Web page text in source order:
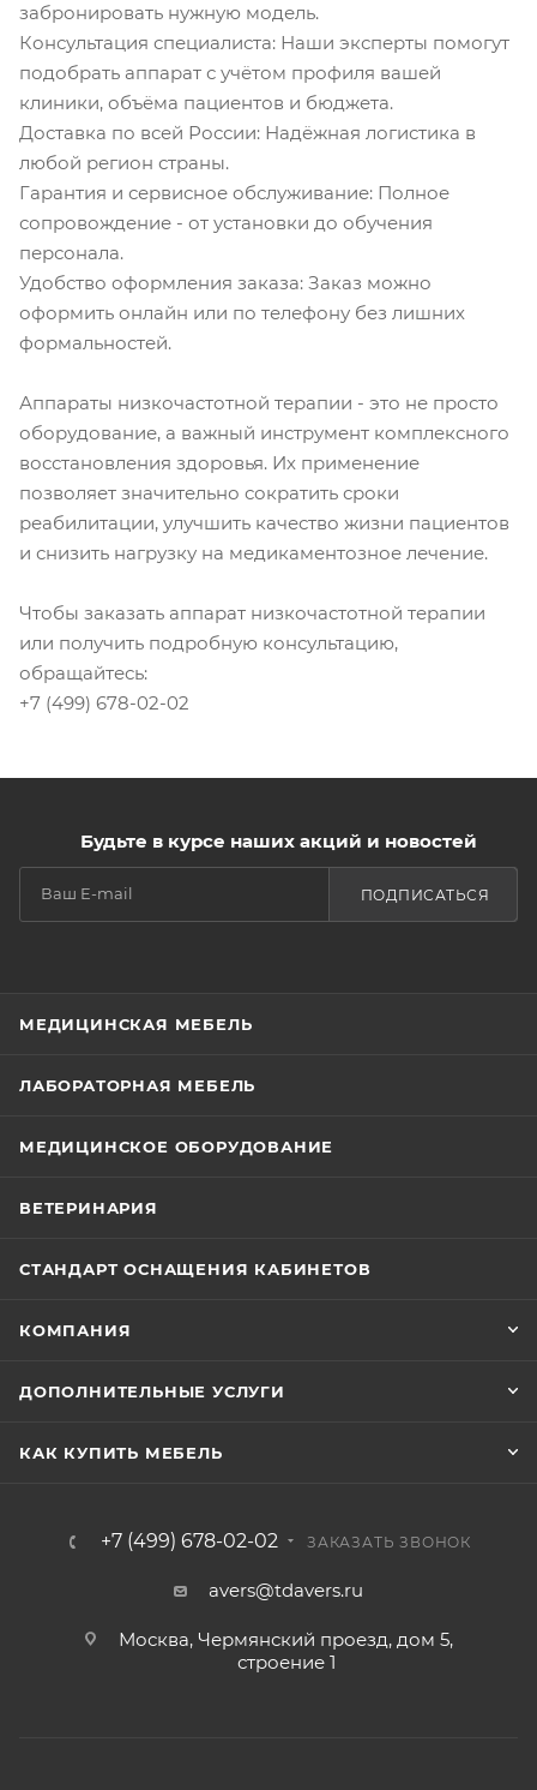
забронировать нужную модель.
Консультация специалиста: Наши эксперты помогут
подобрать аппарат с учётом профиля вашей
клиники, объёма пациентов и бюджета.
Доставка по всей России: Надёжная логистика в
любой регион страны.
Гарантия и сервисное обслуживание: Полное
сопровождение - от установки до обучения
персонала.
Удобство оформления заказа: Заказ можно
оформить онлайн или по телефону без лишних
формальностей.
Аппараты низкочастотной терапии - это не просто
оборудование, а важный инструмент комплексного
восстановления здоровья. Их применение
позволяет значительно сократить сроки
реабилитации, улучшить качество жизни пациентов
и снизить нагрузку на медикаментозное лечение.
Чтобы заказать аппарат низкочастотной терапии
или получить подробную консультацию,
обращайтесь:
+7 (499) 678-02-02
Будьте в курсе наших акций и новостей
ПОДПИСАТЬСЯ
МЕДИЦИНСКАЯ МЕБЕЛЬ
ЛАБОРАТОРНАЯ МЕБЕЛЬ
МЕДИЦИНСКОЕ ОБОРУДОВАНИЕ
ВЕТЕРИНАРИЯ
СТАНДАРТ ОСНАЩЕНИЯ КАБИНЕТОВ
КОМПАНИЯ
ДОПОЛНИТЕЛЬНЫЕ УСЛУГИ
КАК КУПИТЬ МЕБЕЛЬ
+7 (499) 678-02-02 ЗАКАЗАТЬ ЗВОНОК
avers@tdavers.ru
Москва, Чермянский проезд, дом 5,
строение 1